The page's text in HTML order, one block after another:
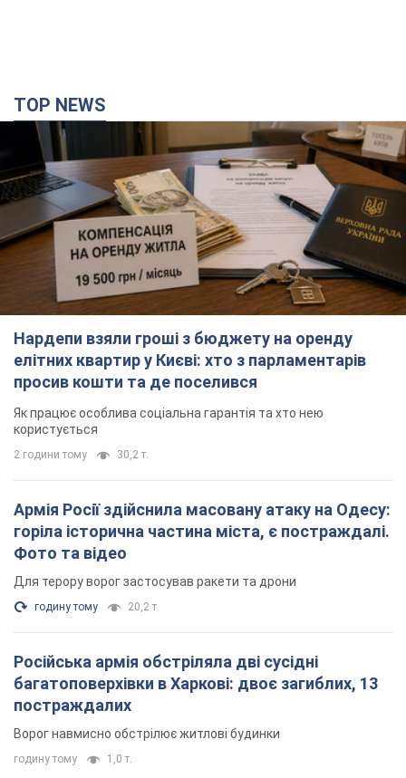
Нардепи взяли гроші з бюджету на оренду
елітних квартир у Києві: хто з парламентарів
просив кошти та де поселився
Як працює особлива соціальна гарантія та хто нею
користується
2 години тому 30,2 т.
Армія Росії здійснила масовану атаку на Одесу:
горіла історична частина міста, є постраждалі.
Фото та відео
годину тому
Російська армія обстріляла дві сусідні
багатоповерхівки в Харкові: двоє загиблих, 13
постраждалих
Ворог навмисно обстрілює житлові будинки
годину тому 1,0 т.